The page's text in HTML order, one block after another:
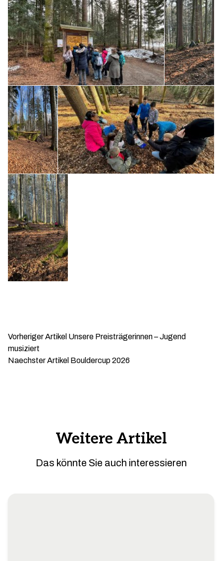
Vorheriger Artikel Unsere Preisträgerinnen – Jugend
musiziert
Naechster Artikel Bouldercup 2026
Weitere Artikel
Das könnte Sie auch interessieren